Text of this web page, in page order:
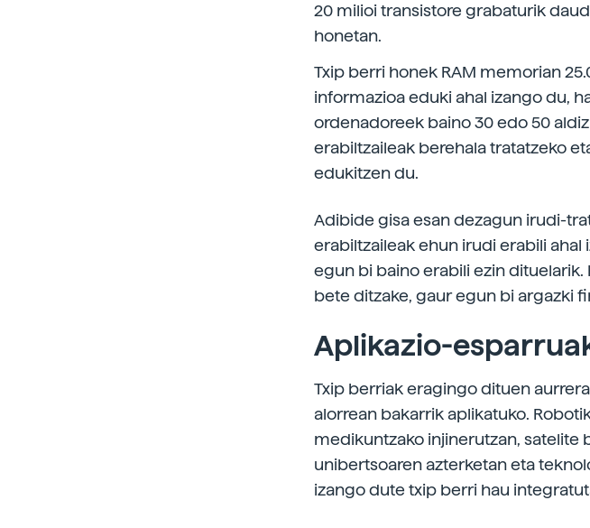
20 milioi transistore grabaturik
honetan.
Txip berri honek RAM memorian
informazioa eduki ahal izango du,
ordenadoreek baino 30 edo 50
erabiltzaileak berehala tratatzeko
edukitzen du.
Adibide gisa esan dezagun irudi-
erabiltzaileak ehun irudi erabili
egun bi baino erabili ezin
bete ditzake, gaur egun bi argazki
Aplikazio-
Txip berriak eragingo dituen
alorrean bakarrik aplikatuko.
medikuntzako injinerutzan, satelite
unibertsoaren azterketan eta
izango dute txip berri hau